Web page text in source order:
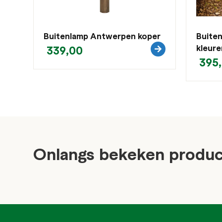
Buitenlamp Antwerpen koper
339,00
Onlangs bekeken